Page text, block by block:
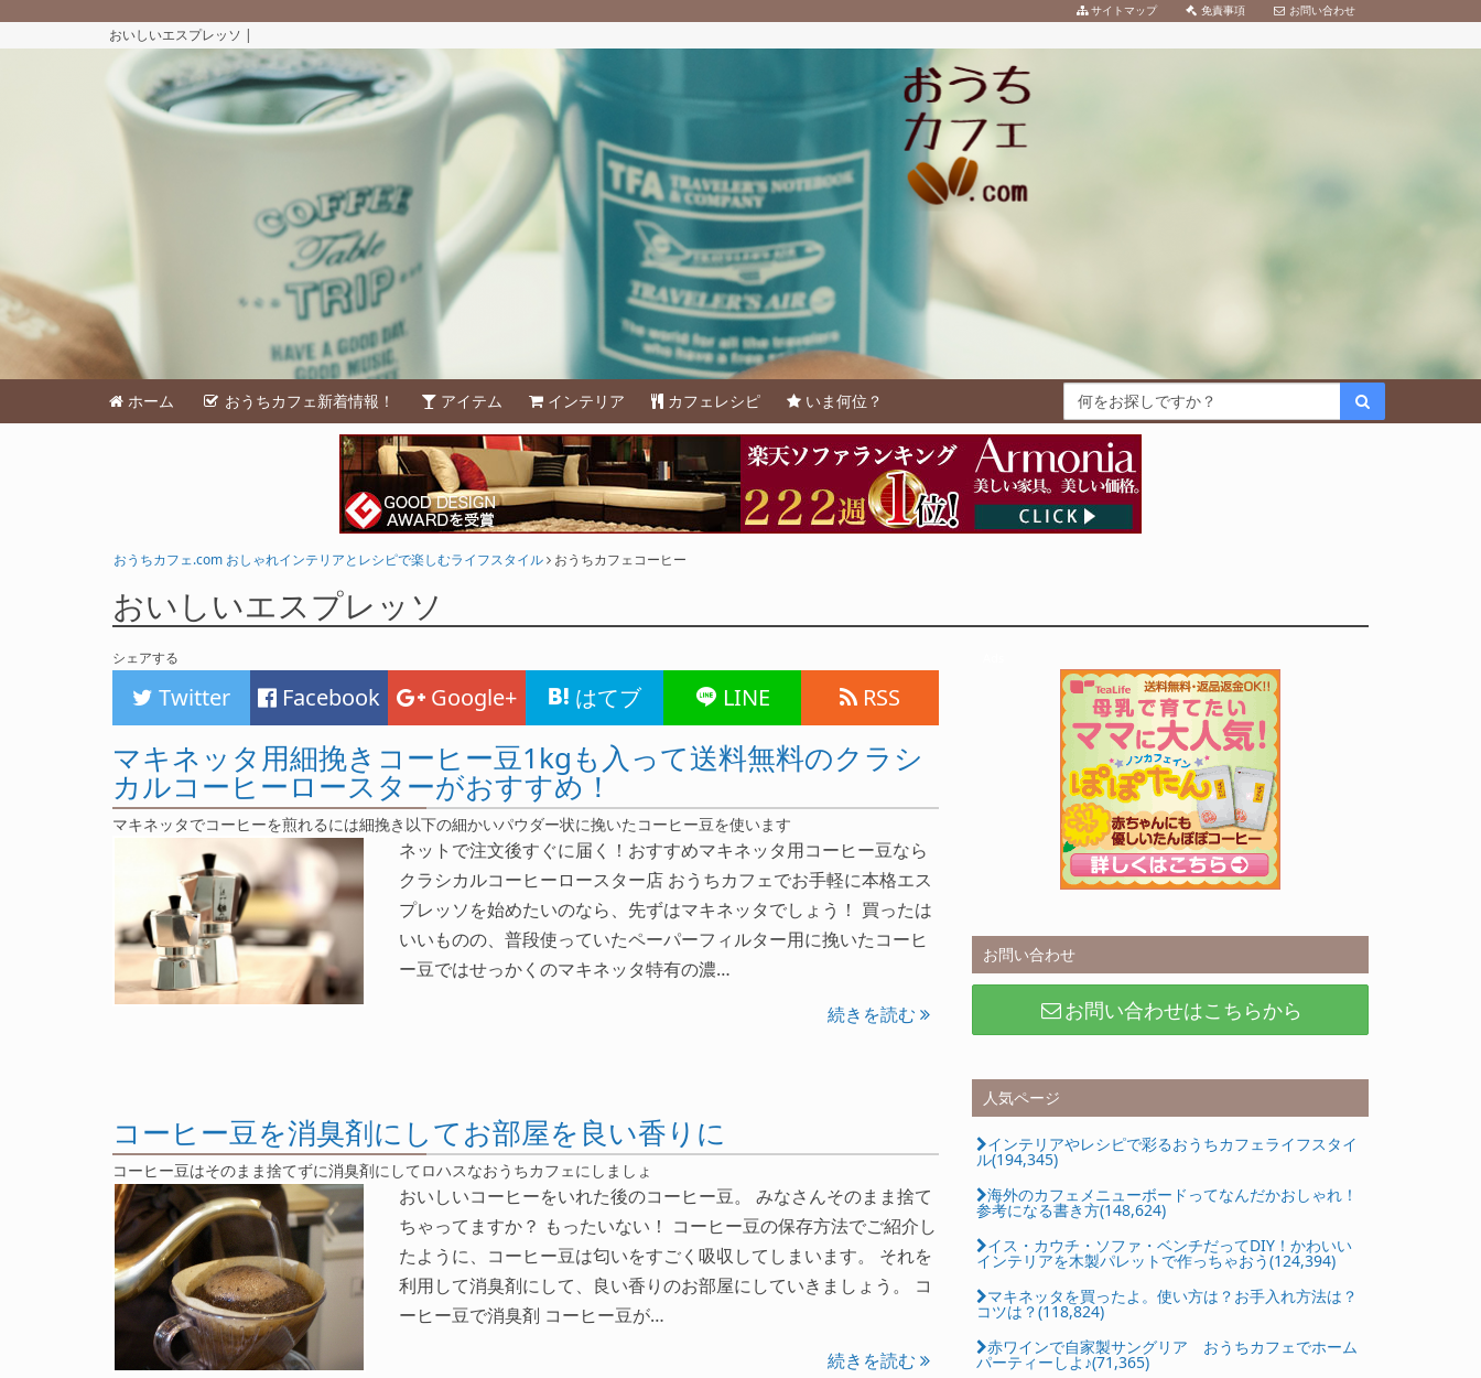
おいしいエスプレッソ |
おうちカフェ.com おしゃれインテリアとレシピで楽しむライフスタイル おうちカフェコーヒー
おいしいエスプレッソ
シェアする
Twitter Facebook Google+ はてブ LINE RSS
マキネッタ用細挽きコーヒー豆1kgも入って送料無料のクラシ
カルコーヒーロースターがおすすめ！
マキネッタでコーヒーを煎れるには細挽き以下の細かいパウダー状に挽いたコーヒー豆を使います
ネットで注文後すぐに届く！おすすめマキネッタ用コーヒー豆なら
クラシカルコーヒーロースター店 おうちカフェでお手軽に本格エス
プレッソを始めたいのなら、先ずはマキネッタでしょう！ 買ったは
いいものの、普段使っていたペーパーフィルター用に挽いたコーヒ
ー豆ではせっかくのマキネッタ特有の濃…
続きを読む
コーヒー豆を消臭剤にしてお部屋を良い香りに
コーヒー豆はそのまま捨てずに消臭剤にしてロハスなおうちカフェにしましょ
おいしいコーヒーをいれた後のコーヒー豆。 みなさんそのまま捨て
ちゃってますか？ もったいない！ コーヒー豆の保存方法でご紹介し
たように、コーヒー豆は匂いをすごく吸収してしまいます。 それを
利用して消臭剤にして、良い香りのお部屋にしていきましょう。 コ
ーヒー豆で消臭剤 コーヒー豆が…
続きを読む
お問い合わせ
お問い合わせはこちらから
人気ページ
インテリアやレシピで彩るおうちカフェライフスタイ
ル(194,345)
海外のカフェメニューボードってなんだかおしゃれ！
参考になる書き方(148,624)
イス・カウチ・ソファ・ベンチだってDIY！かわいい
インテリアを木製パレットで作っちゃおう(124,394)
マキネッタを買ったよ。使い方は？お手入れ方法は？
コツは？(118,824)
赤ワインで自家製サングリア おうちカフェでホーム
パーティーしよ♪(71,365)
ホーム おうちカフェ新着情報！ アイテム インテリア カフェレシピ いま何位？
お問い合わせ
免責事項
サイトマップ